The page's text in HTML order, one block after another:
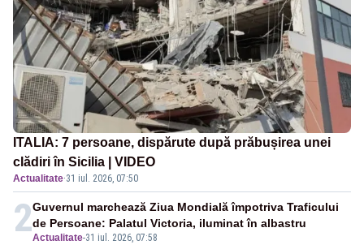
ITALIA: 7 persoane, dispărute după prăbușirea unei
clădiri în Sicilia | VIDEO
Actualitate·31 iul. 2026, 07:50
2Actualitate-31 iul. 2026, 07:58
Guvernul marchează Ziua Mondială împotriva Traficului
de Persoane: Palatul Victoria, iluminat în albastru